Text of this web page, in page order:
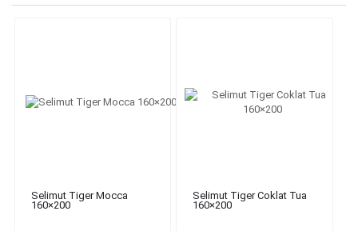
Selimut Tiger Mocca
160×200
Selimut Tiger Coklat Tua
160×200